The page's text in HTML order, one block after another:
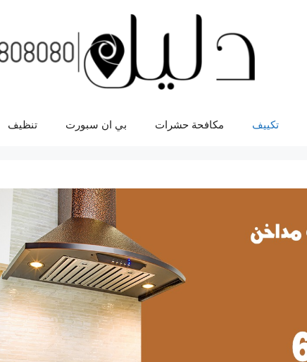
تكييف مكافحة حشرات بي ان سبورت تنظيف